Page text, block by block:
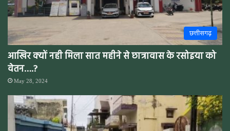
छत्तीसगढ़
आखिर क्यों नही मिला सात महीने से छात्रावास के रसोइया को
वेतन….?
May 28, 2024